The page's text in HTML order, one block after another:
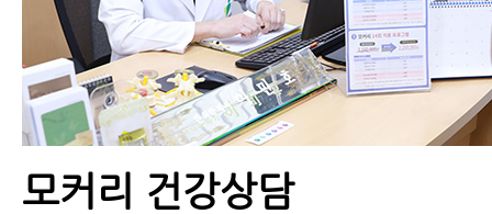
구안와사 환자가 매일 하면 좋
은 지압법과 마사지법을 알려
드립니다
모커리 건강상담